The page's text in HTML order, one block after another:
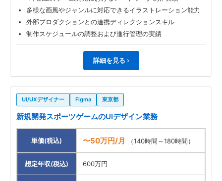
多様な画風やジャンルに対応できるイラストレーション能力
外部プロダクションとの連携ディレクションスキル
制作スケジュールの調整および進行管理の実績
詳細を見る ›
UI/UXデザイナー Figma 東京都
新規開発スポーツゲームのUIデザイン業務
単価(税込) 〜50万円/月 （140時間～180時間）
想定年収(税込) 600万円